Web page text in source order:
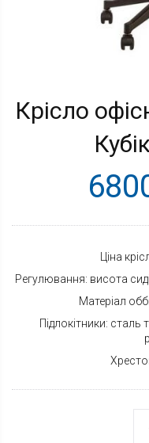
Крісло
Ціна
Регулювання: висота
Матеріал
Підлокітники: